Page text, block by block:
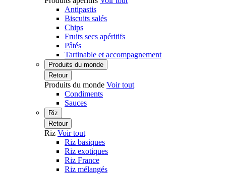
Antipastis
Biscuits salés
Chips
Fruits secs apéritifs
Pâtés
Tartinable et accompagnement
Produits du monde
Retour
Produits du monde Voir tout
Condiments
Sauces
Riz
Retour
Riz Voir tout
Riz basiques
Riz exotiques
Riz France
Riz mélangés